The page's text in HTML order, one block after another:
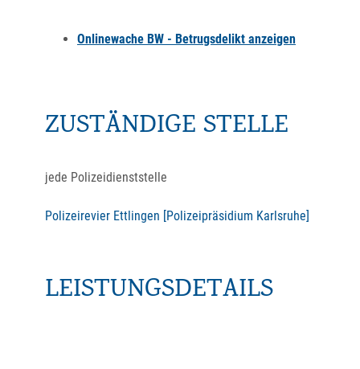
Onlinewache BW - Betrugsdelikt anzeigen
ZUSTÄNDIGE STELLE
jede Polizeidienststelle
Polizeirevier Ettlingen [Polizeipräsidium Karlsruhe]
LEISTUNGSDETAILS